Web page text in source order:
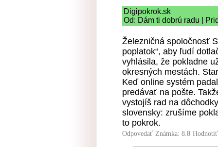
Digipokrok.sk
Od: Dám ti dobrú radu |
Železničná spoločnosť
poplatok“, aby ľudí
vyhlásila, že pokladne
okresných mestách.
Keď online systém
predávať na pošte.
vystojíš rad na
slovensky: zrušíme
to pokrok.
Odpovedať Známka: 8.8